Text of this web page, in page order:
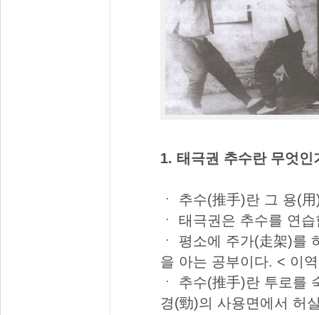
1. 태극권 추수란 무엇인
ㆍ 추수(推手)란 그 용(
ㆍ 태극권은 추수를 연
ㆍ 평소에 주가(走架)를
을 아는 공부이다. < 이
ㆍ 추수(推手)란 투로를
경(勁)의 사용면에서 허